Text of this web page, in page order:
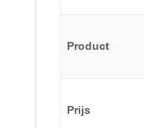
Product
Prijs